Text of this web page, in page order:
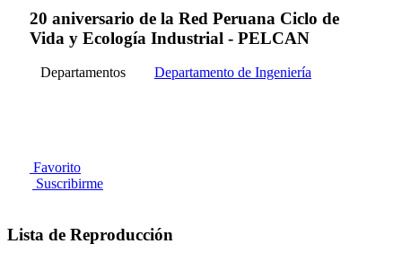
20 aniversario de la Red Peruana Ciclo de
Vida y Ecología Industrial - PELCAN
Departamentos Departamento de Ingeniería
Favorito
Suscribirme
Lista de Reproducción